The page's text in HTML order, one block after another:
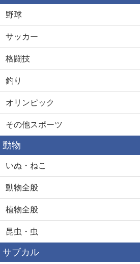
野球
サッカー
格闘技
釣り
オリンピック
その他スポーツ
動物
いぬ・ねこ
動物全般
植物全般
昆虫・虫
サブカル